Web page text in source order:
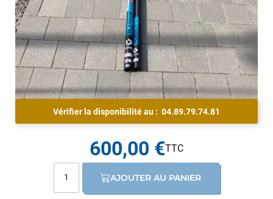
Vérifier la disponibilité au : 04.89.79.74.81
600,00 €
AJOUTER AU PANIER